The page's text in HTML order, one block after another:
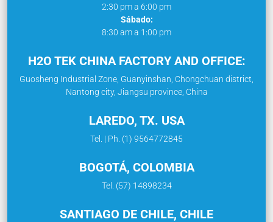
2:30 pm a 6:00 pm
Sábado:
8:30 am a 1:00 pm
H2O TEK CHINA FACTORY AND OFFICE:
Guosheng Industrial Zone, Guanyinshan, Chongchuan district,
Nantong city, Jiangsu province, China
LAREDO, TX. USA
Tel. | Ph. (1) 9564772845
BOGOTÁ, COLOMBIA
Tel. (57) 14898234
SANTIAGO DE CHILE, CHILE